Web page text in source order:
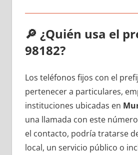
🔎 ¿Quién usa el
98182?
Los teléfonos fijos сοn el
pertenecer а particulares,
instituciones ubicadas en
una llamada сοn еstе
el contacto, podría tratarse
local, un servicio público ο